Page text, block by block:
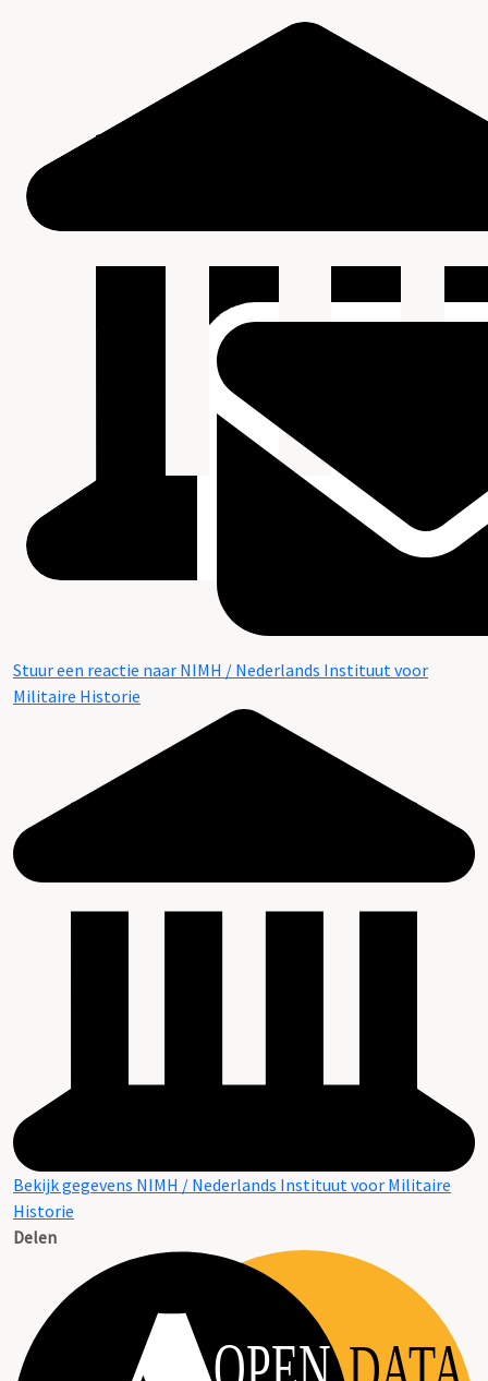
Stuur een reactie naar NIMH / Nederlands Instituut voor
Militaire Historie
Bekijk gegevens NIMH / Nederlands Instituut voor Militaire
Historie
Delen